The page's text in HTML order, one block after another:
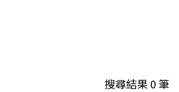
搜尋結果0筆